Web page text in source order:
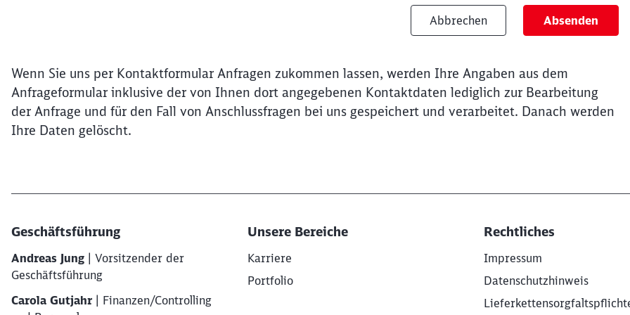
Abbrechen Absenden
Wenn Sie uns per Kontaktformular Anfragen zukommen lassen, werden Ihre Angaben aus dem
Anfrageformular inklusive der von Ihnen dort angegebenen Kontaktdaten lediglich zur Bearbeitung
der Anfrage und für den Fall von Anschlussfragen bei uns gespeichert und verarbeitet. Danach werden
Ihre Daten gelöscht.
Geschäftsführung
Andreas Jung | Vorsitzender der
Geschäftsführung
Carola Gutjahr | Finanzen/Controlling
Unsere Bereiche
Karriere
Portfolio
Rechtliches
Impressum
Datenschutzhinweis